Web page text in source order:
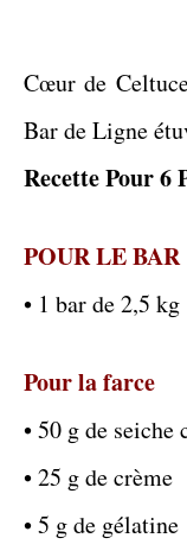
Cœur de
Bar de Ligne
Recette Pour 6
POUR LE BAR
• 1 bar de 2,5 kg
Pour la farce
• 50 g de seiche
• 25 g de crème
• 5 g de gélatine